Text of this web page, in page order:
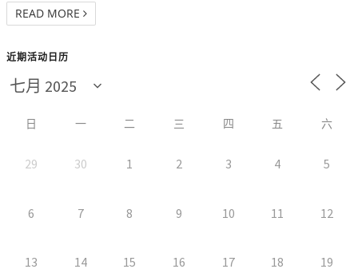
READ MORE
近期活动日历
日 一 二 三 四 五 六
29 30 1 2 3 4 5
6 7 8 9 10 11 12
13 14 15 16 17 18 19